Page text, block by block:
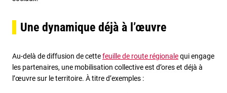
Une dynamique déjà à l’œuvre
Au-delà de diffusion de cettefeuille de route régionalequi engage
les partenaires, une mobilisation collective est d’ores et déjà à
l’œuvre sur le territoire. À titre d’exemples :